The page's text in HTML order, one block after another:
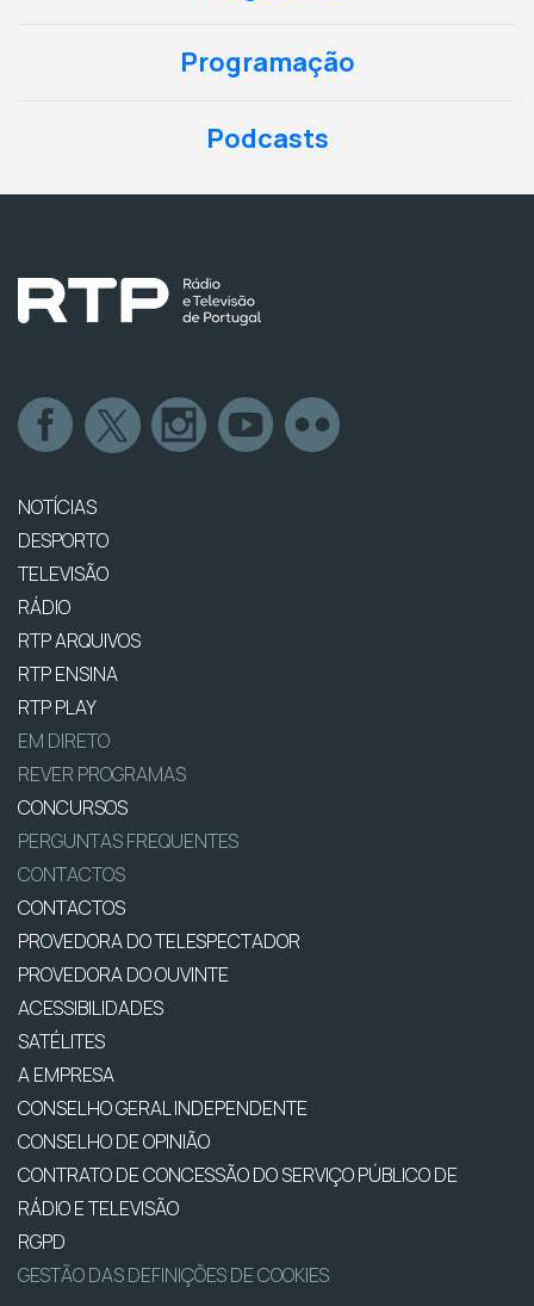
Programação
Podcasts
NOTÍCIAS
DESPORTO
TELEVISÃO
RÁDIO
RTP ARQUIVOS
RTP ENSINA
RTP PLAY
EM DIRETO
REVER PROGRAMAS
CONCURSOS
PERGUNTAS FREQUENTES
CONTACTOS
CONTACTOS
PROVEDORA DO TELESPECTADOR
PROVEDORA DO OUVINTE
ACESSIBILIDADES
SATÉLITES
A EMPRESA
CONSELHO GERAL INDEPENDENTE
CONSELHO DE OPINIÃO
CONTRATO DE CONCESSÃO DO SERVIÇO PÚBLICO DE
RÁDIO E TELEVISÃO
RGPD
GESTÃO DAS DEFINIÇÕES DE COOKIES